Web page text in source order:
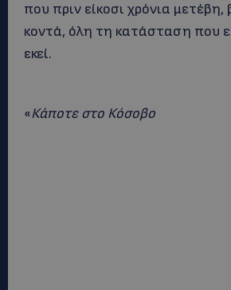
που πριν είκοσι χρόνια
κοντά, όλη τη κατάσταση που
εκεί.
«Κάποτε στο Κόσοβο